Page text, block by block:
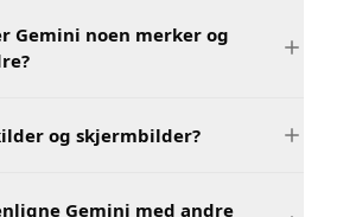
Gemini noen merker og
og skjermbilder?
Gemini med andre